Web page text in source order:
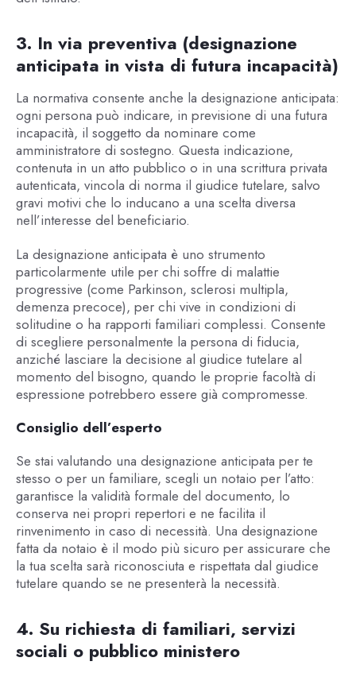
3. In via preventiva (designazione
anticipata in vista di futura incapacità)
La normativa consente anche la designazione anticipata:
ogni persona può indicare, in previsione di una futura
incapacità, il soggetto da nominare come
amministratore di sostegno. Questa indicazione,
contenuta in un atto pubblico o in una scrittura privata
autenticata, vincola di norma il giudice tutelare, salvo
gravi motivi che lo inducano a una scelta diversa
nell’interesse del beneficiario.
La designazione anticipata è uno strumento
particolarmente utile per chi soffre di malattie
progressive (come Parkinson, sclerosi multipla,
demenza precoce), per chi vive in condizioni di
solitudine o ha rapporti familiari complessi. Consente
di scegliere personalmente la persona di fiducia,
anziché lasciare la decisione al giudice tutelare al
momento del bisogno, quando le proprie facoltà di
espressione potrebbero essere già compromesse.
Consiglio dell’esperto
Se stai valutando una designazione anticipata per te
stesso o per un familiare, scegli un notaio per l’atto:
garantisce la validità formale del documento, lo
conserva nei propri repertori e ne facilita il
rinvenimento in caso di necessità. Una designazione
fatta da notaio è il modo più sicuro per assicurare che
la tua scelta sarà riconosciuta e rispettata dal giudice
tutelare quando se ne presenterà la necessità.
4. Su richiesta di familiari, servizi
sociali o pubblico ministero